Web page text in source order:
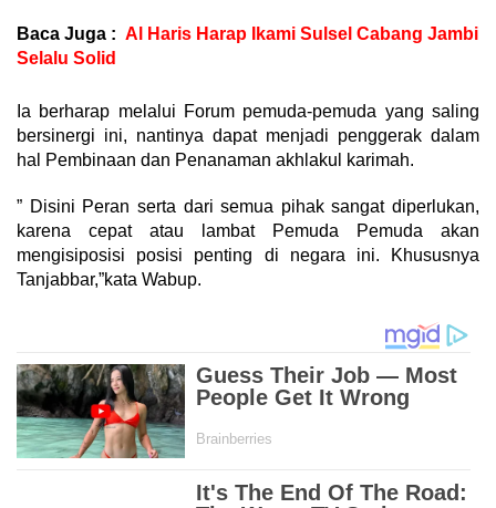
Baca Juga : Al Haris Harap Ikami Sulsel Cabang Jambi
Selalu Solid
Ia berharap melalui Forum pemuda-pemuda yang saling
bersinergi ini, nantinya dapat menjadi penggerak dalam
hal Pembinaan dan Penanaman akhlakul karimah.
” Disini Peran serta dari semua pihak sangat diperlukan,
karena cepat atau lambat Pemuda Pemuda akan
mengisiposisi posisi penting di negara ini. Khususnya
Tanjabbar,”kata Wabup.